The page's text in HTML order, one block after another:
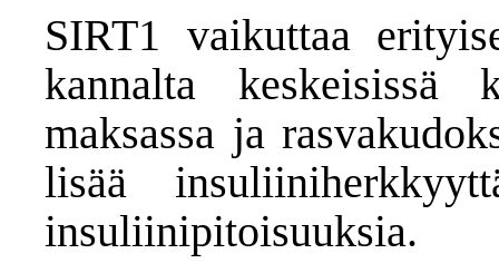
SIRT1 vaikuttaa
kannalta keskeisissä
maksassa ja
lisää
insuliinipitoisuuksia.